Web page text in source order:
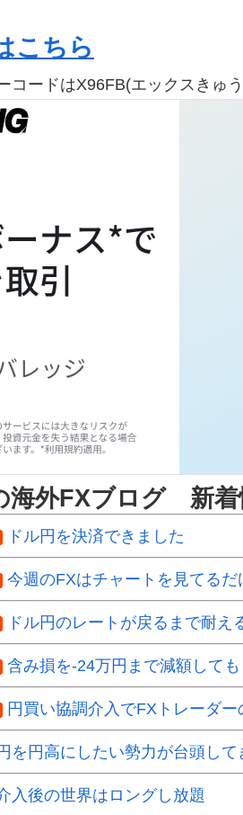
こちら
コードはX96FB(エックスきゅ
海外FXブログ 新着
ドル円を決済できました
今週のFXはチャートを見てるだ
ドル円のレートが戻るまで耐え
含み損を-24万円まで減額して
円買い協調介入でFXトレーダ
を円高にしたい勢力が台頭して
入後の世界はロングし放題